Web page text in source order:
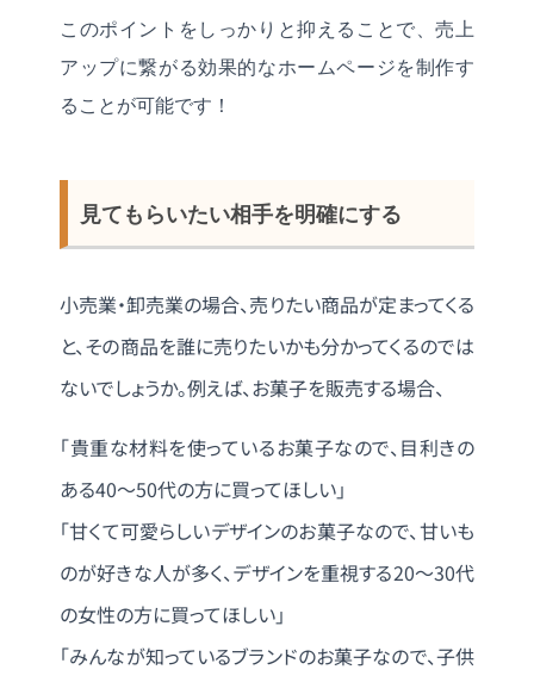
このポイントをしっかりと抑えることで、売上
アップに繋がる効果的なホームページを制作す
ることが可能です！
見てもらいたい相手を明確にする
小売業・卸売業の場合、売りたい商品が定まってくる
と、その商品を誰に売りたいかも分かってくるのでは
ないでしょうか。例えば、お菓子を販売する場合、
「貴重な材料を使っているお菓子なので、目利きの
ある40～50代の方に買ってほしい」
「甘くて可愛らしいデザインのお菓子なので、甘いも
のが好きな人が多く、デザインを重視する20～30代
の女性の方に買ってほしい」
「みんなが知っているブランドのお菓子なので、子供